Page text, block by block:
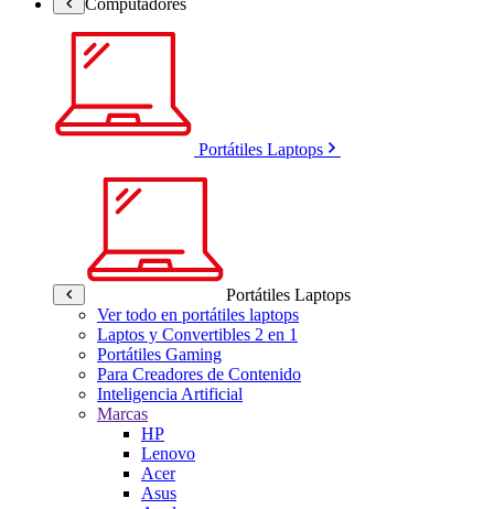
Portátiles Laptops
Portátiles Laptops
Ver todo en portátiles laptops
Laptos y Convertibles 2 en 1
Portátiles Gaming
Para Creadores de Contenido
Inteligencia Artificial
Marcas
HP
Lenovo
Acer
Asus